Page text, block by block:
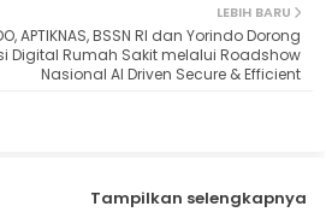
LEBIH BARU
APTIKNAS, BSSN RI dan Yorindo Dorong
Digital Rumah Sakit melalui Roadshow
Nasional AI Driven Secure & Efficient
Tampilkan selengkapnya